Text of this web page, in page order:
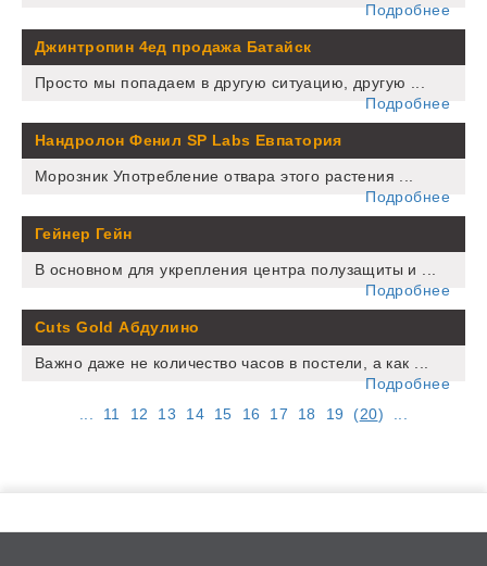
Подробнее
Джинтропин 4ед продажа Батайск
Просто мы попадаем в другую ситуацию, другую ...
Подробнее
Нандролон Фенил SP Labs Евпатория
Морозник Употребление отвара этого растения ...
Подробнее
Гейнер Гейн
В основном для укрепления центра полузащиты и ...
Подробнее
Cuts Gold Абдулино
Важно даже не количество часов в постели, а как ...
Подробнее
...
11 12 13 14 15 16 17 18 19 (20) ...